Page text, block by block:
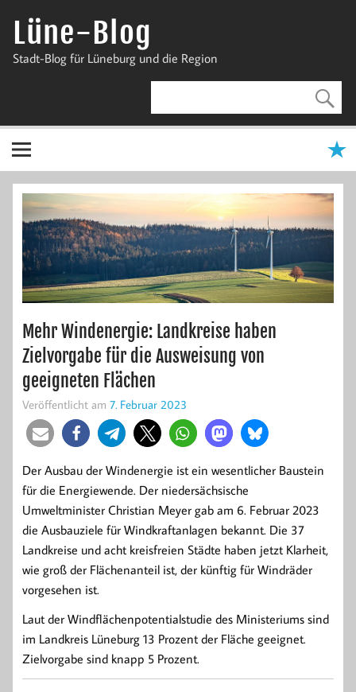
InhaltLüne-Blog
Stadt-Blog für Lüneburg und die Region
Mehr Windenergie: Landkreise haben
Zielvorgabe für die Ausweisung von
geeigneten Flächen
Veröffentlicht am 7. Februar 2023
Der Ausbau der Windenergie ist ein wesentlicher Baustein
für die Energiewende. Der niedersächsische
Umweltminister Christian Meyer gab am 6. Februar 2023
die Ausbauziele für Windkraftanlagen bekannt. Die 37
Landkreise und acht kreisfreien Städte haben jetzt Klarheit,
wie groß der Flächenanteil ist, der künftig für Windräder
vorgesehen ist.
Laut der Windflächenpotentialstudie des Ministeriums sind
im Landkreis Lüneburg 13 Prozent der Fläche geeignet.
Zielvorgabe sind knapp 5 Prozent.